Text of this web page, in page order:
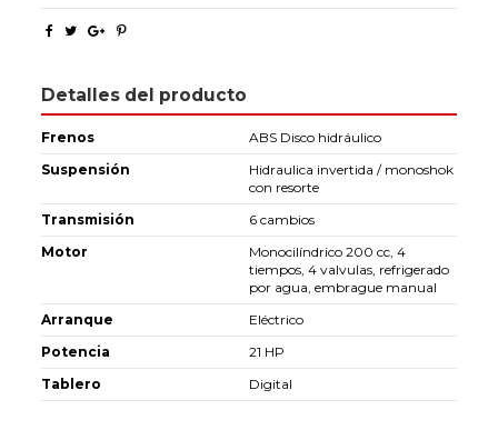
Detalles del producto
Frenos
ABS Disco hidráulico
Suspensión
Hidraulica invertida / monoshok
con resorte
Transmisión
6 cambios
Motor
Monocilíndrico 200 cc, 4
tiempos, 4 valvulas, refrigerado
por agua, embrague manual
Arranque
Eléctrico
Potencia
21 HP
Tablero
Digital